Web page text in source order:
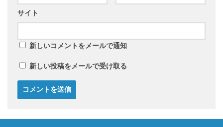
サイト
新しいコメントをメールで通知
新しい投稿をメールで受け取る